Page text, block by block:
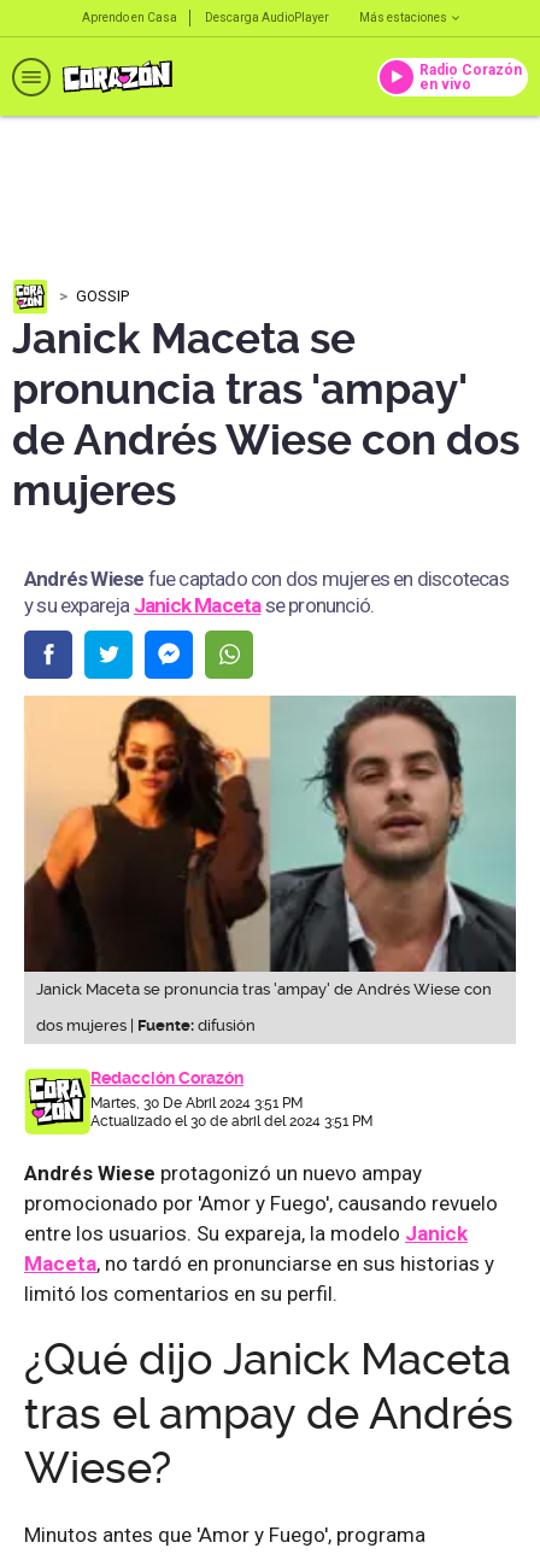
Aprendo en Casa Descarga AudioPlayer Más estaciones
Radio Corazón
en vivo
GOSSIP
Janick Maceta se
pronuncia tras 'ampay'
de Andrés Wiese con dos
mujeres
Andrés Wiese fue captado con dos mujeres en discotecas
y su expareja Janick Macetase pronunció.
Janick Maceta se pronuncia tras 'ampay' de Andrés Wiese con
dos mujeres | Fuente: difusión
Redacción Corazón
Martes, 30 De Abril 2024 3:51 PM
Actualizado el 30 de abril del 2024 3:51 PM
Andrés Wiese protagonizó un nuevo ampay
promocionado por 'Amor y Fuego', causando revuelo
entre los usuarios. Su expareja, la modelo Janick
Maceta, no tardó en pronunciarse en sus historias y
limitó los comentarios en su perfil.
¿Qué dijo Janick Maceta
tras el ampay de Andrés
Wiese?
Minutos antes que 'Amor y Fuego', programa